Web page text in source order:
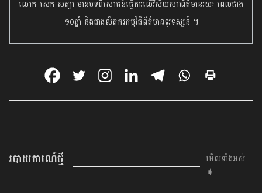
លោក សេក សត្យា មានបទពិសោធន៍ធ្វើការលើវិស័យសារព័ត៌មានរយៈ ពេលជាង
១០ឆ្នាំ និងជាផលិតករកម្មវិធីព័ត៌មានទូរទស្សន៍ ។
របាយការណ៍ថ្មី
មើលទាំងអស់
➧